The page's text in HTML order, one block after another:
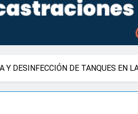
Y DESINFECCIÓN DE TANQUES EN